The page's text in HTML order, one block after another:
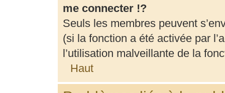
me connecter !?
Seuls les membres peuvent
(si la fonction a été activée par
l’utilisation malveillante de la
Haut